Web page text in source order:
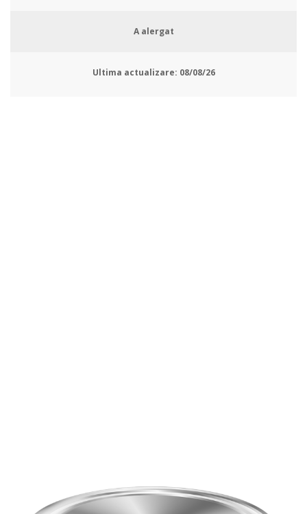
A alergat
Ultima actualizare: 08/08/26